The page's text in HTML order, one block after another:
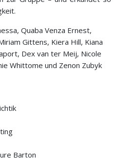
Quaba Venza Ernest,
Gittens, Kiera Hill, Kiana
Dex van ter Meij, Nicole
Whittome und Zenon Zubyk
Barton